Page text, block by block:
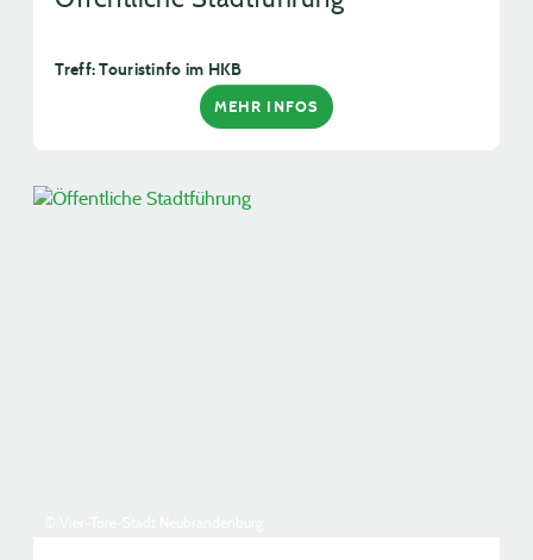
Treff: Touristinfo im HKB
MEHR INFOS